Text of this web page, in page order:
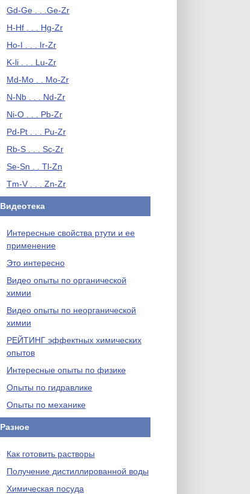
Gd-Ge . . .Ge-Zr
H-Hf . . . Hg-Zr
Ho-I . . . Ir-Zr
K-li . . . Lu-Zr
Md-Mo . . Mo-Zr
N-Nb . . . Nd-Zr
Ni-O . . . Pb-Zr
Pd-Pt . . . Pu-Zr
Rb-S . . . Sc-Zr
Se-Sn . . Tl-Zn
Tm-V . . . Zn-Zr
Видеотека
Интересные свойства ртути и ее
применение
Это интересно
Видео опыты по органической
химии
Видео опыты по неорганической
химии
РЕЙТИНГ эффектных химических
опытов
Интересные опыты по физике
Опыты по гидравлике
Опыты по механике
Разное
Как готовить растворы
Получение дистиллированной воды
Химическая посуда